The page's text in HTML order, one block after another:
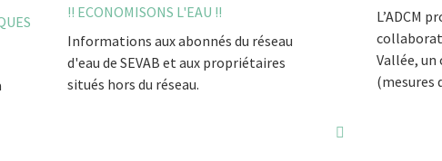
!! ECONOMISONS L'EAU !!
Informations aux abonnés du réseau
d'eau de SEVAB et aux propriétaires
situés hors du réseau.
L’ADCM
Vallée, un
(mesures